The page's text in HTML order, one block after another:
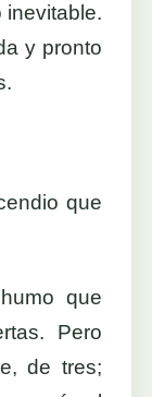
inevitable.
y pronto
que
que
Pero
de tres;